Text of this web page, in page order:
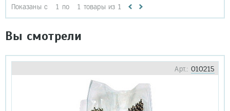
Показаны с 1 по 1 товары из 1
Вы смотрели
Арт.: 010215